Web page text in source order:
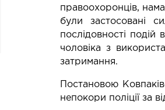
правоохоронців,
були застосовані
послідовності подій
чоловіка з
затримання.
Постановою
непокори поліції за